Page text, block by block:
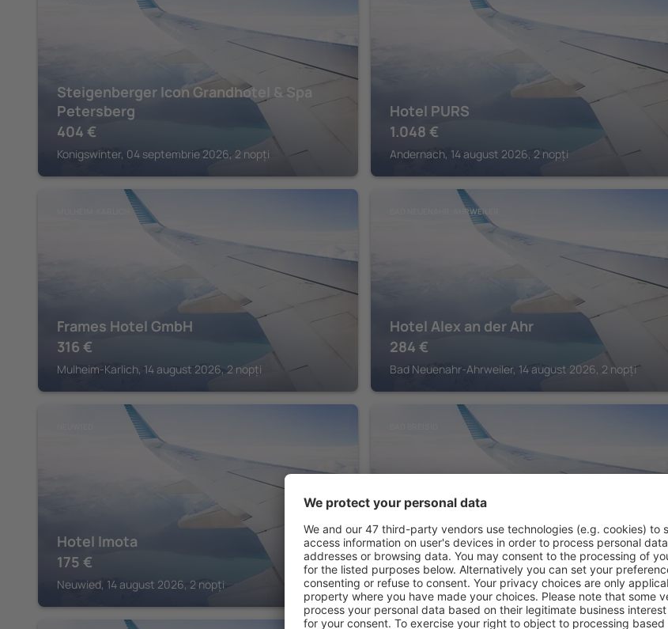
Steigenberger Icon Grandhotel & Spa
Petersberg
404 €
Konigswinter, 04 septembrie 2026, 2 nopți
Hotel PURS
1.048 €
Andernach, 14 august 2026, 2 nopți
Frames Hotel GmbH
316 €
Mulheim-Karlich, 14 august 2026, 2 nopți
BAD NEUENAHR-AHRWEILER
Hotel Alex an der Ahr
284 €
Bad Neuenahr-Ahrweiler, 14 august 2026, 2 nopți
Hotel Imota
175 €
Neuwied, 14 august 2026, 2 nopți
Rheinhotel Vier Jahreszeiten Bad Breisig
263€
Bad Breisig, 14 august 2026, 2 nopți